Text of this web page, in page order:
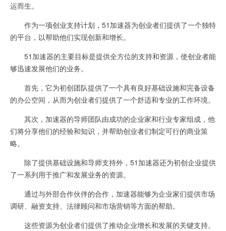
运而生。
作为一项创业支持计划，51加速器为创业者们提供了一个独特
的平台，以帮助他们实现创新和增长。
51加速器的主要目标是提供全方位的支持和资源，使创业者能
够迅速发展他们的业务。
首先，它为初创团队提供了一个具有良好基础设施和完备设备
的办公空间，从而为创业者们提供了一个舒适和专业的工作环境。
其次，加速器的导师团队由成功的企业家和行业专家组成，他
们将分享他们的经验和知识，并帮助创业者们制定可行的商业策
略。
除了提供基础设施和导师支持外，51加速器还为初创企业提供
了一系列用于推广和发展业务的资源。
通过与外部合作伙伴的合作，加速器能够为企业家们提供市场
调研、融资支持、法律顾问和市场营销等方面的帮助。
这些资源为创业者们提供了推动企业增长和发展的关键支持。